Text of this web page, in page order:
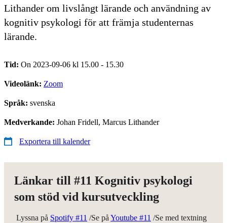
Lithander om livslångt lärande och användning av
kognitiv psykologi för att främja studenternas
lärande.
Tid: On 2023-09-06 kl 15.00 - 15.30
Videolänk: Zoom
Språk: svenska
Medverkande: Johan Fridell, Marcus Lithander
Exportera till kalender
Länkar till #11 Kognitiv psykologi
som stöd vid kursutveckling
Lyssna på Spotify #11 /Se på Youtube #11 /Se med textning